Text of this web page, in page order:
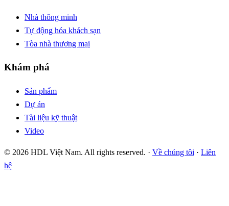
Nhà thông minh
Tự động hóa khách sạn
Tòa nhà thương mại
Khám phá
Sản phẩm
Dự án
Tài liệu kỹ thuật
Video
© 2026 HDL Việt Nam. All rights reserved. · Về chúng tôi · Liên
hệ